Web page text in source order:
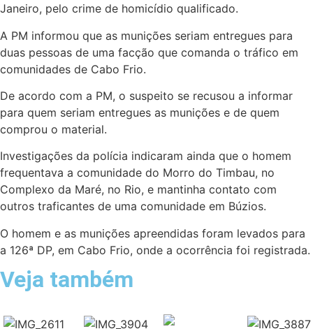
Janeiro, pelo crime de homicídio qualificado.
A PM informou que as munições seriam entregues para
duas pessoas de uma facção que comanda o tráfico em
comunidades de Cabo Frio.
De acordo com a PM, o suspeito se recusou a informar
para quem seriam entregues as munições e de quem
comprou o material.
Investigações da polícia indicaram ainda que o homem
frequentava a comunidade do Morro do Timbau, no
Complexo da Maré, no Rio, e mantinha contato com
outros traficantes de uma comunidade em Búzios.
O homem e as munições apreendidas foram levados para
a 126ª DP, em Cabo Frio, onde a ocorrência foi registrada.
Veja também